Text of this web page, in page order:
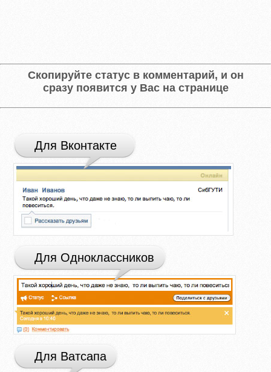
Скопируйте статус в комментарий, и он
сразу появится у Вас на странице
Для Вконтакте
Для Одноклассников
Для Ватсапа